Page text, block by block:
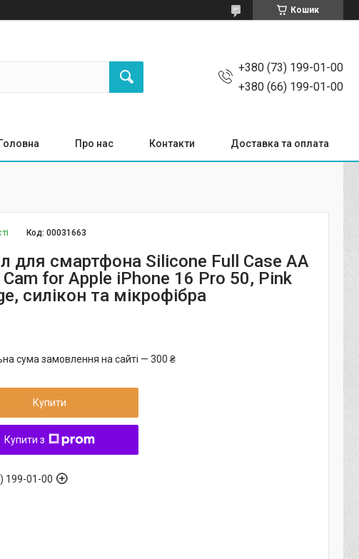
Кошик
+380 (73) 199-01-00
+380 (66) 199-01-00
Головна Про нас Контакти Доставка та оплата
Код:00031663
для смартфона Silicone Full Case AA
Cam for Apple iPhone 16 Pro 50, Pink
силікон та мікрофібра
сума замовлення на сайті — 300 ₴
Купити
Купити з
199-01-00